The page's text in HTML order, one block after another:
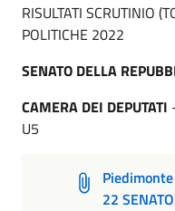
RISULTATI SCRUTINIO
POLITICHE 2022
SENATO DELLA
CAMERA DEI DEPUTATI
U5
Piedimonte
22 SENATO